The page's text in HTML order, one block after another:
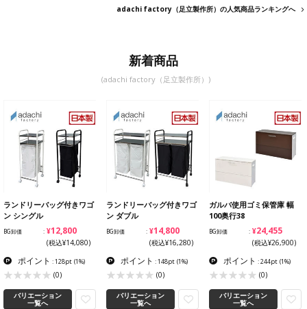
adachi factory（足立製作所）の人気商品ランキングへ
新着商品
(adachi factory（足立製作所）)
ランドリーバッグ付きワゴ
ン シングル
BG卸価 ¥12,800
(税込¥14,080)
ポイント : 128pt (1%)
(0)
バリエーション
一覧へ
ランドリーバッグ付きワゴ
ン ダブル
BG卸価 ¥14,800
(税込¥16,280)
ポイント : 148pt (1%)
(0)
バリエーション
一覧へ
ガルバ使用ゴミ保管庫 幅
100奥行38
BG卸価 ¥24,455
(税込¥26,900)
ポイント : 244pt (1%)
(0)
バリエーション
一覧へ